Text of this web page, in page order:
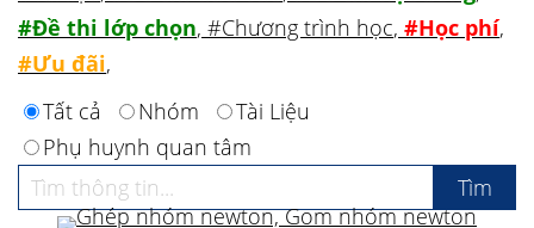
#Đề thi lớp chọn, #Chương trình học, #Học phí,
#Ưu đãi,
Tất cả
Nhóm
Tài Liệu
Phụ huynh quan tâm